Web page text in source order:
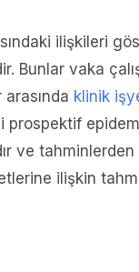
ilişkileri
Bunlar vaka
klinik
ve tahminlerden
ilişkin